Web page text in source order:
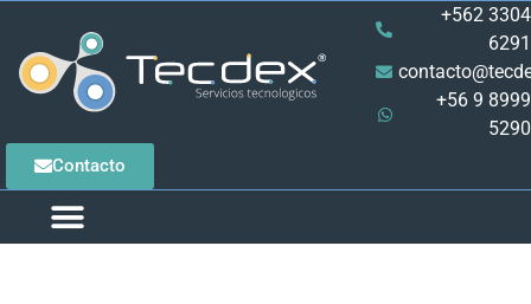
+562 3304
6291
+56 9 8999
5290
Contacto